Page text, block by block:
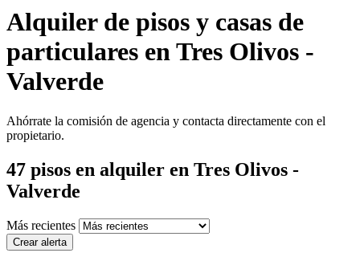
Alquiler de pisos y casas de
particulares en Tres Olivos -
Valverde
Ahórrate la comisión de agencia y contacta directamente con el
propietario.
47 pisos en alquiler en Tres Olivos -
Valverde
Más recientes
Crear alerta